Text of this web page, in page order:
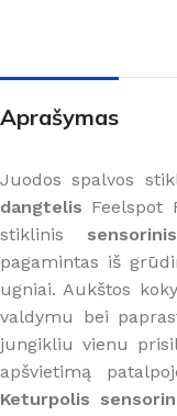
Aprašymas
Juodos spalvos
dangtelis Feelspot
stiklinis
pagamintas iš
ugniai. Aukštos
valdymu bei
jungikliu vienu
apšvietimą
Keturpolis